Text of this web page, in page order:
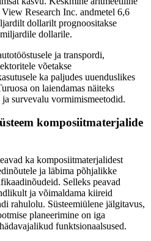
Research Inc. andmetel 6,6
dollarilt prognoositakse
dollarile.
ja transpordi,
võetakse
ka paljudes uuenduslikes
on laiendamas näiteks
survevalu vormimismeetodid.
komposiitmaterjalide
ka komposiitmaterjalidest
ja läbima põhjalikke
Selleks peavad
ja võimaldama kiireid
rahulolu. Süsteemiülene jälgitavus,
planeerimine on iga
funktsionaalsused.